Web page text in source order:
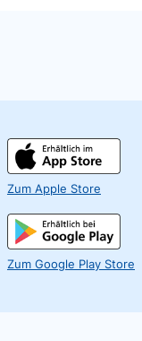
Zum Apple Store
Zum Google Play Store